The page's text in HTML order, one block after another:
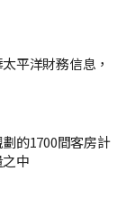
平洋財務信息，
的1700間客房計
中